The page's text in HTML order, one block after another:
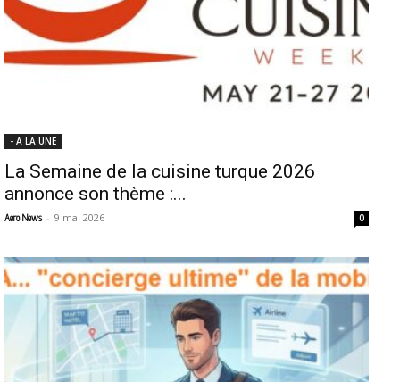
- A LA UNE
La Semaine de la cuisine turque 2026
annonce son thème :...
Aero News - 9 mai 2026 0